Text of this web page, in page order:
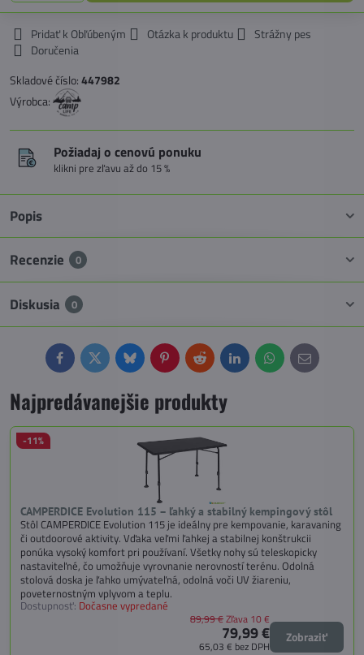
Pridať k Obľúbeným Otázka k produktu
Strážny pes
Doručenia
Skladové číslo:447982
Výrobca:
Požiadaj o cenovú ponuku
klikni pre zľavu až do 15 %
Popis
Recenzie 0
Diskusia 0
FacebookTwitterBlueskyPinterestReddit LinkedInWhatsApp
E-
mail
Najpredávanejšie produkty
CAMPERDICE Evolution 115 – ľahký a stabilný kempingový stôl
-11%
Stôl CAMPERDICE Evolution 115 je ideálny pre kempovanie, karavaning
či outdoorové aktivity. Vďaka veľmi ľahkej a stabilnej konštrukcii
ponúka vysoký komfort pri používaní. Všetky nohy sú teleskopicky
nastaviteľné, čo umožňuje vyrovnanie nerovností terénu. Odolná
stolová doska je ľahko umývateľná, odolná voči UV žiareniu,
poveternostným vplyvom a teplu.
Dostupnosť: Dočasne vypredané
79,99 €
65,03 € bez DPH
89,99 €Zľava 10 €
Zobraziť